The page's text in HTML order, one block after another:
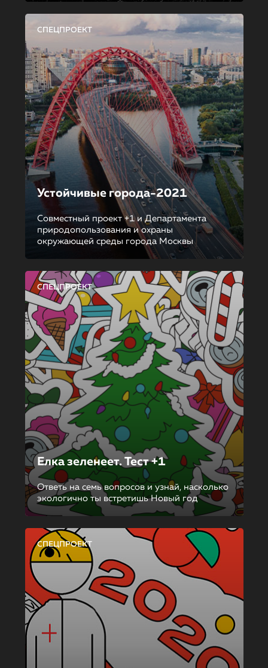
СПЕЦПРОЕКТ
Устойчивые города-2021
Совместный проект +1 и Департамента
природопользования и охраны
окружающей среды города Москвы
СПЕЦПРОЕКТ
Елка зеленеет. Тест +1
Ответь на семь вопросов и узнай, насколько
экологично ты встретишь Новый год
СПЕЦПРОЕКТ